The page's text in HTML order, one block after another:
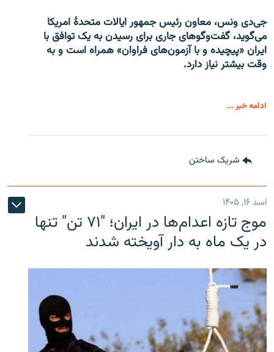
جی‌دی ونس، معاون رئیس جمهور ایالات متحدۀ امریکا
می‌گوید، گفت‌وگوهای جاری برای رسیدن به یک توافق با
ایران «پیچیده و با آزمون‌های فراوان» همراه است و به
وقت بیشتر نیاز دارد.
ادامه خبر ...
شریک ساختن
اسد ۱۶, ۱۴۰۵
موج تازه اعدام‌ها در ایران؛ "۷۱ تن" تنها
در یک ماه به دار آویخته شدند